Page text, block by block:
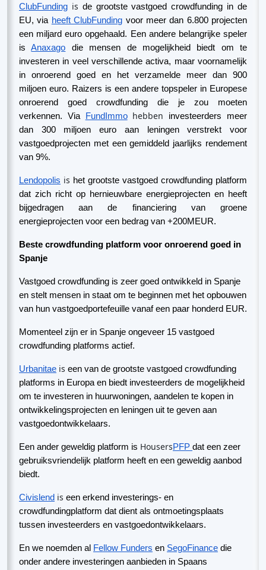
ClubFunding is de grootste vastgoed crowdfunding in de
EU, via heeft ClubFunding voor meer dan 6.800 projecten
een miljard euro opgehaald. Een andere belangrijke speler
is
Anaxago die mensen de mogelijkheid biedt om te
investeren in veel verschillende activa, maar voornamelijk
in onroerend goed en het verzamelde meer dan 900
miljoen euro. Raizers is een andere topspeler in Europese
onroerend goed crowdfunding die je zou moeten
verkennen. Via
FundImmohebben investeerders meer
dan 300 miljoen euro aan leningen verstrekt voor
vastgoedprojecten met een gemiddeld jaarlijks rendement
van 9%.
Lendopolis is het grootste vastgoed crowdfunding platform
dat zich richt op hernieuwbare energieprojecten en heeft
bijgedragen aan de financiering van groene
energieprojecten voor een bedrag van +200MEUR.
Beste crowdfunding platform voor onroerend goed in
Spanje
Vastgoed crowdfunding is zeer goed ontwikkeld in Spanje
en stelt mensen in staat om te beginnen met het opbouwen
van hun vastgoedportefeuille vanaf een paar honderd EUR.
Momenteel zijn er in Spanje ongeveer 15 vastgoed
crowdfunding platforms actief.
Urbanitae is een van de grootste vastgoed crowdfunding
platforms in Europa en biedt investeerders de mogelijkheid
om te investeren in huurwoningen, aandelen te kopen in
ontwikkelingsprojecten en leningen uit te geven aan
vastgoedontwikkelaars.
Een ander geweldig platform is HousersPFP dat een zeer
gebruiksvriendelijk platform heeft en een geweldig aanbod
biedt.
Civislend is een erkend investerings- en
crowdfundingplatform dat dient als ontmoetingsplaats
tussen investeerders en vastgoedontwikkelaars.
En we noemden al Fellow Funders en SegoFinance die
onder andere investeringen aanbieden in Spaans